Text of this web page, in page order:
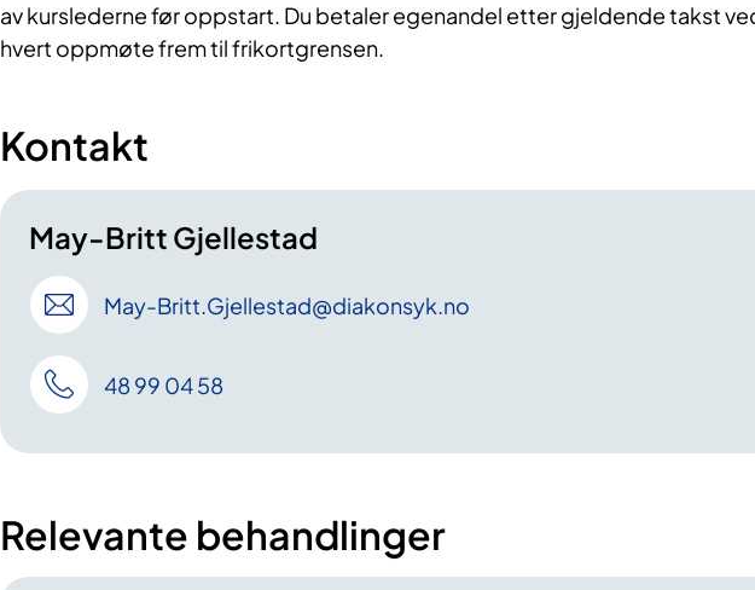
av kurslederne før oppstart. Du betaler egenandel etter gjeldende takst
hvert oppmøte frem til frikortgrensen.
Kontakt
May-Britt Gjellestad
May-Britt.Gjellestad@diakonsyk.no
48 99 04 58
Relevante behandlinger